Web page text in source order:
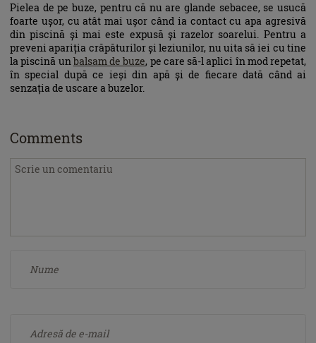
Pielea de pe buze, pentru că nu are glande sebacee, se usucă
foarte ușor, cu atât mai ușor când ia contact cu apa agresivă
din piscină și mai este expusă și razelor soarelui. Pentru a
preveni apariția crăpăturilor și leziunilor, nu uita să iei cu tine
la piscină unbalsam de buze, pe care să-l aplici în mod repetat,
în special după ce ieși din apă și de fiecare dată când ai
senzația de uscare a buzelor.
Comments